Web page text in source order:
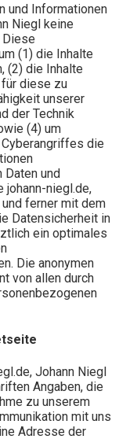
und Informationen
Niegl keine
(1) die Inhalte
(2) die Inhalte
diese zu
unserer
der Technik
(4) um
die
Daten und
johann-niegl.de,
ferner mit dem
Datensicherheit in
ein optimales
Die anonymen
von allen durch
Johann Niegl
Angaben, die
zu unserem
mit uns
Adresse der